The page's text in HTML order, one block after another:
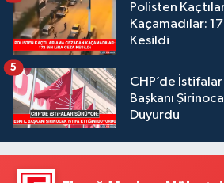
Polisten
Kaçamadılar:
Kesildi
CHP’de İstifalar
Başkanı
Duyurdu
5